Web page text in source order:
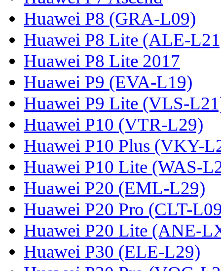
Huawei P8 (GRA-L09)
Huawei P8 Lite (ALE-
Huawei P8 Lite 2017
Huawei P9 (EVA-L19)
Huawei P9 Lite (VLS-
Huawei P10 (VTR-L29)
Huawei P10 Plus (VKY-
Huawei P10 Lite (WAS-
Huawei P20 (EML-L29)
Huawei P20 Pro (CLT-
Huawei P20 Lite (ANE-
Huawei P30 (ELE-L29)